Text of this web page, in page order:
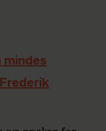
mindes